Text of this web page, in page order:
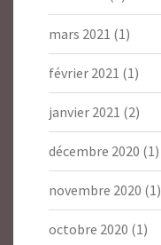
mars 2021 (1)
février 2021 (1)
janvier 2021 (2)
décembre 2020 (1)
novembre 2020 (1)
octobre 2020 (1)